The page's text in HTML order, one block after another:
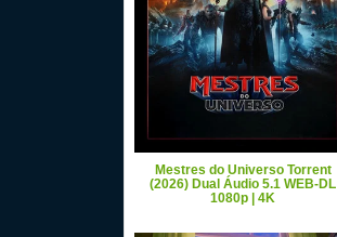
Mestres do Universo Torrent
(2026) Dual Áudio 5.1 WEB-DL
1080p | 4K